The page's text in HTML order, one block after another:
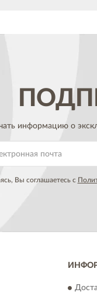
информацию о
Вы соглашаетесь с